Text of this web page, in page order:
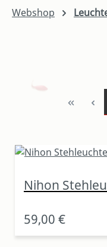
Webshop
Nihon
59,00 €